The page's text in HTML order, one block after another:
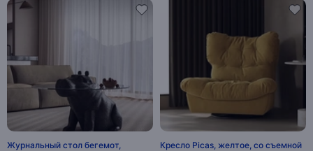
Журнальный стол бегемот,
Кресло Picas, желтое, со съемной